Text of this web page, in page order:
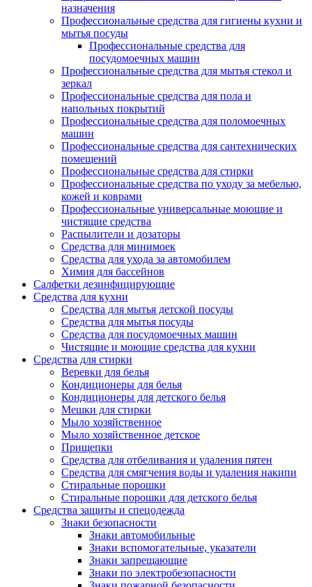
назначения
Профессиональные средства для гигиены кухни и
мытья посуды
Профессиональные средства для
посудомоечных машин
Профессиональные средства для мытья стекол и
зеркал
Профессиональные средства для пола и
напольных покрытий
Профессиональные средства для поломоечных
машин
Профессиональные средства для сантехнических
помещений
Профессиональные средства для стирки
Профессиональные средства по уходу за мебелью,
кожей и коврами
Профессиональные универсальные моющие и
чистящие средства
Распылители и дозаторы
Средства для минимоек
Средства для ухода за автомобилем
Химия для бассейнов
Салфетки дезинфицирующие
Средства для кухни
Средства для мытья детской посуды
Средства для мытья посуды
Средства для посудомоечных машин
Чистящие и моющие средства для кухни
Средства для стирки
Веревки для белья
Кондиционеры для белья
Кондиционеры для детского белья
Мешки для стирки
Мыло хозяйственное
Мыло хозяйственное детское
Прищепки
Средства для отбеливания и удаления пятен
Средства для смягчения воды и удаления накипи
Стиральные порошки
Стиральные порошки для детского белья
Средства защиты и спецодежда
Знаки безопасности
Знаки автомобильные
Знаки вспомогательные, указатели
Знаки запрещающие
Знаки по электробезопасности